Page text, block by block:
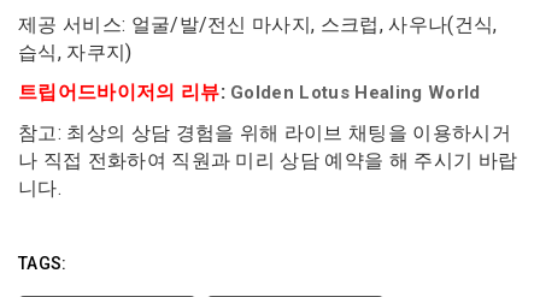
제공 서비스: 얼굴/발/전신 마사지, 스크럽, 사우나(건식,
습식, 자쿠지)
트립어드바이저의 리뷰: Golden Lotus Healing World
참고: 최상의 상담 경험을 위해 라이브 채팅을 이용하시거
나 직접 전화하여 직원과 미리 상담 예약을 해 주시기 바랍
니다.
TAGS: